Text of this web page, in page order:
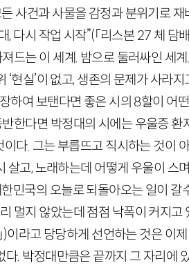
사건과 사물을 감정과 분위기로 재
, 다시 작업 시작”(「리스본27 체 담
드는 이 세계. 밤으로 둘러싸인 세
현실’이 없고, 생존의 문제가 사라
하여 보탠다면 좋은 시의 8할이 어
한다면 박정대의 시에는 우울증 환
다. 그는 부릅뜨고 직시하는 것이
살고, 노래하는데 어떻게 우울이 스
민국의 오늘로 되돌아오는 일이 갈
멀지 않았는데 점점 낙폭이 커지고
)이라고 당당하게 선언하는 것은 이제
. 박정대만큼은 끝까지 그 자리에